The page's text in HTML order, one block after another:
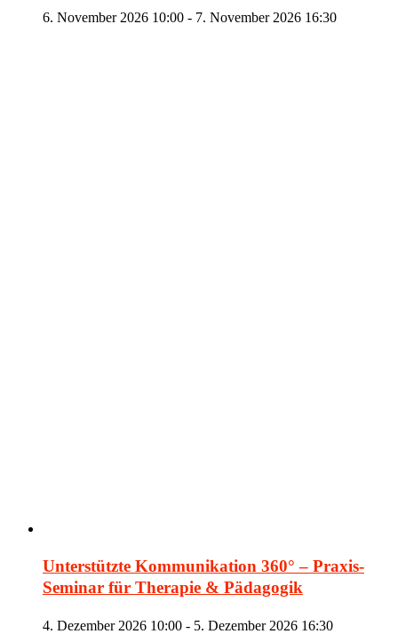
6. November 2026 10:00 - 7. November 2026 16:30
Unterstützte Kommunikation 360° – Praxis-
Seminar für Therapie & Pädagogik
4. Dezember 2026 10:00 - 5. Dezember 2026 16:30